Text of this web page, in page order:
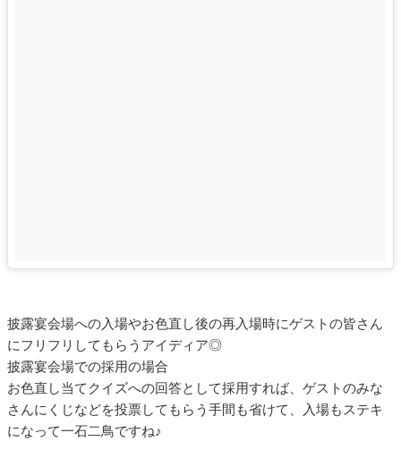
披露宴会場への入場やお色直し後の再入場時にゲストの皆さん
にフリフリしてもらうアイディア◎
披露宴会場での採用の場合
お色直し当てクイズへの回答として採用すれば、ゲストのみな
さんにくじなどを投票してもらう手間も省けて、入場もステキ
になって一石二鳥ですね♪